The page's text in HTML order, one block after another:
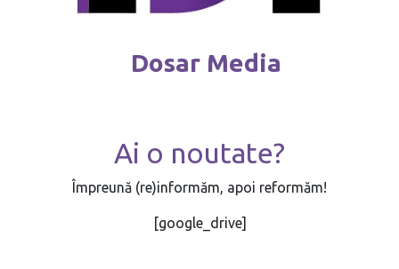
Dosar Media
Ai o noutate?
Împreună (re)informăm, apoi reformăm!
[google_drive]